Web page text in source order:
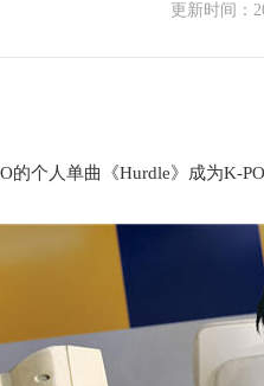
更新时间：
的个人单曲《Hurdle》成为K-